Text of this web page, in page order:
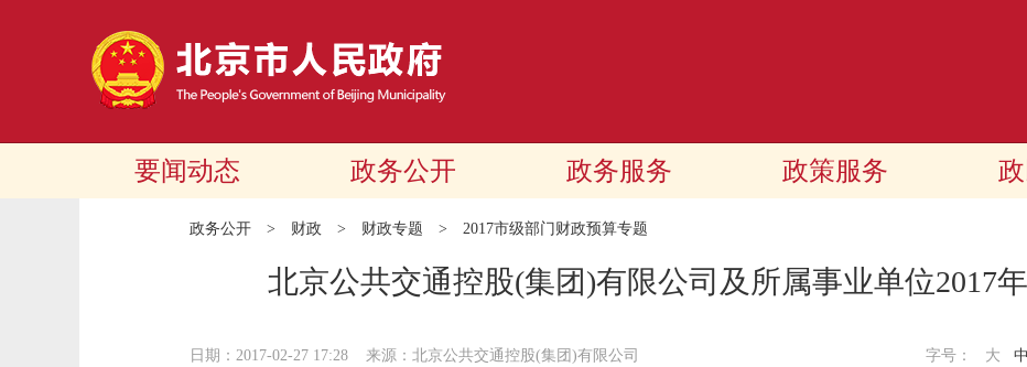
要闻动态 政务公开 政务服务 政策服务
政务公开 > 财政 > 财政专题 > 2017市级部门财政预算专题
北京公共交通控股(集团)有限公司及所属事业单位2017
日期：2017-02-27 17:28 来源：北京公共交通控股(集团)有限公司 字号： 大 中